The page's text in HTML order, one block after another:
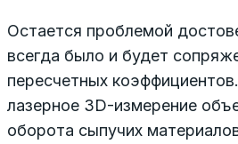
Остается проблемой
всегда было и будет
пересчетных
лазерное 3D-измерение
оборота сыпучих